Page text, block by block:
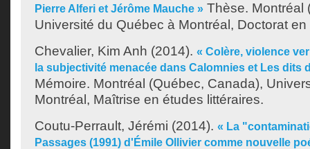
Pierre Alferi et Jérôme Mauche » Thèse. Montréal
Université du Québec à Montréal, Doctorat
Chevalier, Kim Anh (2014). « Colère, violence
la subjectivité menacée dans Calomnies et Les dits
Mémoire. Montréal (Québec, Canada),
Montréal, Maîtrise en études littéraires.
Coutu-Perrault, Jérémi (2014). « La
Passages (1991) d'Émile Ollivier comme nouvelle